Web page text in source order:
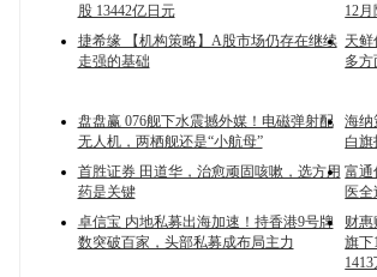
股 13442亿日元
12
捷希缘 【机构策略】A股市场仍存在继续
走强的基础
天
多方
盘盘赢 076舰下水震撼外媒！电磁弹射配
无人机，两栖舰还是“小航母”
海纳
白
首胜证券 田道华，治愈顽固咳嗽，选方用
药是关键
富通
医
卓信宝 内地私募出海加速！持香港9号牌
数突破百家，头部私募成布局主力
财惠
旗下